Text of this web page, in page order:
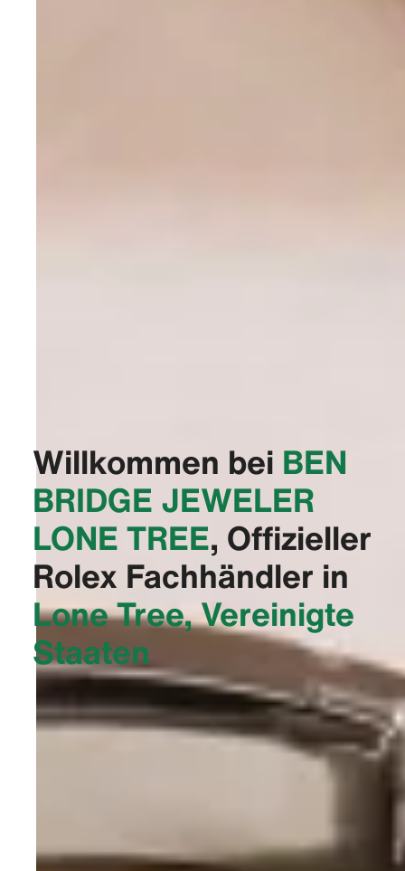
Willkommen bei ‭BEN
BRIDGE JEWELER
LONE TREE‬, Offizieller
Rolex Fachhändler in
Lone Tree, Vereinigte
Staaten